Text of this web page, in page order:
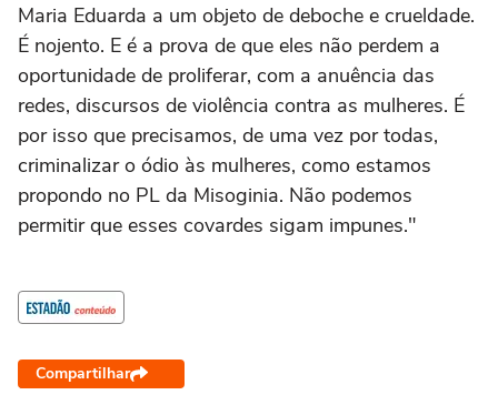
Maria Eduarda a um objeto de deboche e crueldade.
É nojento. E é a prova de que eles não perdem a
oportunidade de proliferar, com a anuência das
redes, discursos de violência contra as mulheres. É
por isso que precisamos, de uma vez por todas,
criminalizar o ódio às mulheres, como estamos
propondo no PL da Misoginia. Não podemos
permitir que esses covardes sigam impunes."
Compartilhar